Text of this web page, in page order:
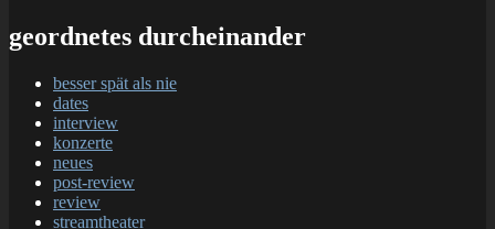
geordnetes durcheinander
besser spät als nie
dates
interview
konzerte
neues
post-review
review
streamtheater